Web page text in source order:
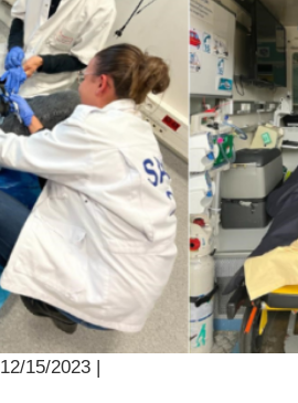
12/15/2023 |